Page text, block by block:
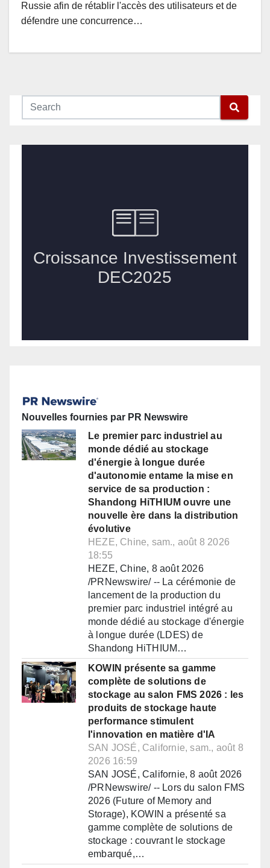
Russie afin de rétablir l'accès des utilisateurs et de
défendre une concurrence…
Nouvelles fournies par PR Newswire
Le premier parc industriel au
monde dédié au stockage
d'énergie à longue durée
d'autonomie entame la mise en
service de sa production :
Shandong HiTHIUM ouvre une
nouvelle ère dans la distribution
évolutive
HEZE, Chine, sam., août 8 2026
18:55
HEZE, Chine, 8 août 2026
/PRNewswire/ -- La cérémonie de
lancement de la production du
premier parc industriel intégré au
monde dédié au stockage d'énergie
à longue durée (LDES) de
Shandong HiTHIUM…
KOWIN présente sa gamme
complète de solutions de
stockage au salon FMS 2026 : les
produits de stockage haute
performance stimulent
l'innovation en matière d'IA
SAN JOSÉ, Californie, sam., août 8
2026 16:59
SAN JOSÉ, Californie, 8 août 2026
/PRNewswire/ -- Lors du salon FMS
2026 (Future of Memory and
Storage), KOWIN a présenté sa
gamme complète de solutions de
stockage : couvrant le stockage
embarqué,…